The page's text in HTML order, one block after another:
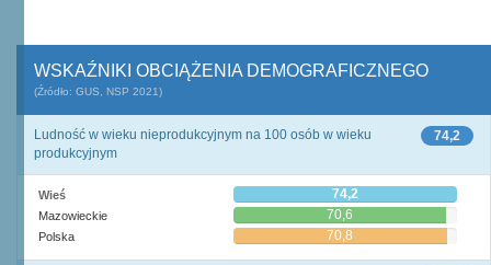
WSKAŹNIKI OBCIĄŻENIA DEMOGRAFICZNEGO
(Źródło: GUS, NSP 2021)
74,2
Ludność w wieku nieprodukcyjnym na 100 osób w wieku
produkcyjnym
Wieś 74,2
Mazowieckie 70,6
Polska 70,8